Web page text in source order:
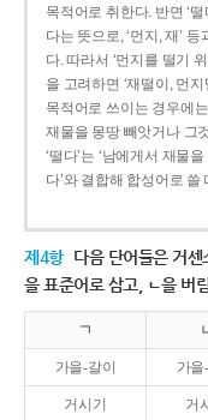
목적어로 취한다. 반면 ‘
다는 뜻으로, ‘먼지, 재’
다. 따라서 ‘먼지를 떨기
을 고려하면 ‘재떨이, 먼지
목적어로 쓰이는 경우에
재물을 몽땅 빼앗거나 그
‘떨다’는 ‘남에게서 재물
다’와 결합해 합성어로 쓸
제4항 다음 단어들은 거
을 표준어로 삼고, ㄴ을 버
ㄱ
가을-갈이 가을
거시기 거